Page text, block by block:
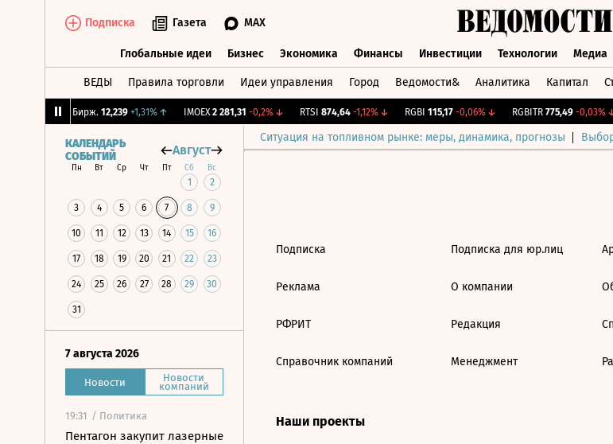
Подписка Газета MAX
Глобальные идеи Бизнес Экономика Финансы Инвестиции Технологии Медиа
ВЕДЫ Правила торговли Идеи управления Город Ведомости& Аналитика Капитал
CNY Бирж. 12,239 +1,31%↑ IMOEX 2 281,31 -0,2%↓ RTSI 874,64 -1,12%↓ RGBI 115,17 -0,06%↓ RGBITR 775,49 -0,03%↓
Ситуация на топливном рынке: меры, динамика, прогнозы
КАЛЕНДАРЬ
СОБЫТИЙ
Август
Пн Вт Ср Чт Пт Сб Вс
1 2
3 4 5 6 7 8 9
10 11 12 13 14 15 16
17 18 19 20 21 22 23
24 25 26 27 28 29 30
31
7 августа 2026
Новости Новости
компаний
19:31 / Политика
Пентагон закупит лазерные
Подписка
Реклама
РФРИТ
Справочник компаний
Подписка для юр.лиц
О компании
Редакция
Менеджмент
Наши проекты